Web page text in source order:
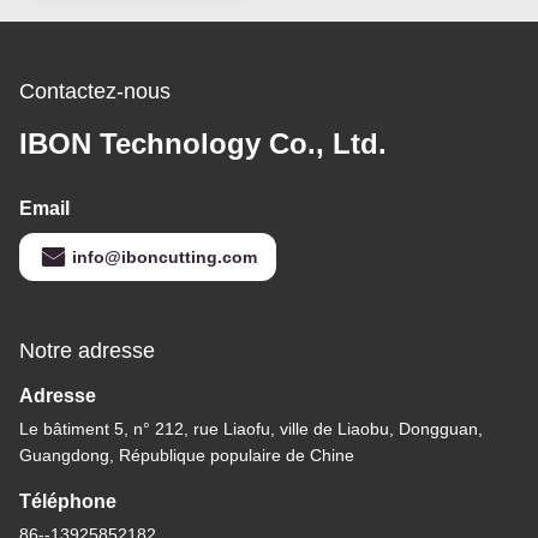
découpe intérieure
Contactez-nous
IBON Technology Co., Ltd.
Email
info@iboncutting.com
Notre adresse
Adresse
Le bâtiment 5, n° 212, rue Liaofu, ville de Liaobu, Dongguan,
Guangdong, République populaire de Chine
Téléphone